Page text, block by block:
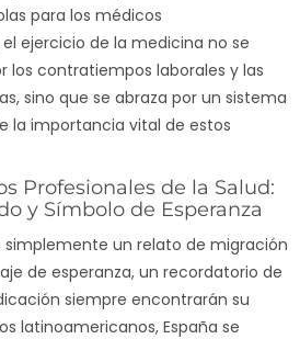
para los médicos
ejercicio de la medicina no se
los contratiempos laborales y las
sino que se abraza por un sistema
la importancia vital de estos
Profesionales de la Salud:
y Símbolo de Esperanza
simplemente un relato de migración
de esperanza, un recordatorio de
siempre encontrarán su
latinoamericanos, España se